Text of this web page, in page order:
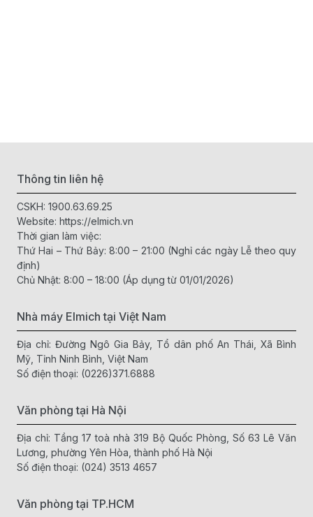
Thông tin liên hệ
CSKH: 1900.63.69.25
Website: https://elmich.vn
Thời gian làm việc:
Thứ Hai – Thứ Bảy: 8:00 – 21:00 (Nghỉ các ngày Lễ theo quy
định)
Chủ Nhật: 8:00 – 18:00 (Áp dụng từ 01/01/2026)
Nhà máy Elmich tại Việt Nam
Địa chỉ: Đường Ngô Gia Bảy, Tổ dân phố An Thái, Xã Bình
Mỹ, Tỉnh Ninh Bình, Việt Nam
Số điện thoại: (0226)371.6888
Văn phòng tại Hà Nội
Địa chỉ: Tầng 17 toà nhà 319 Bộ Quốc Phòng, Số 63 Lê Văn
Lương, phường Yên Hòa, thành phố Hà Nội
Số điện thoại: (024) 3513 4657
Văn phòng tại TP.HCM